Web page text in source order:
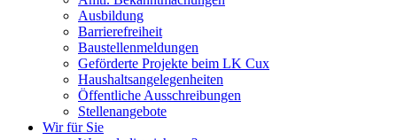
Ausbildung
Barrierefreiheit
Baustellenmeldungen
Geförderte Projekte beim LK Cux
Haushaltsangelegenheiten
Öffentliche Ausschreibungen
Stellenangebote
Wir für Sie